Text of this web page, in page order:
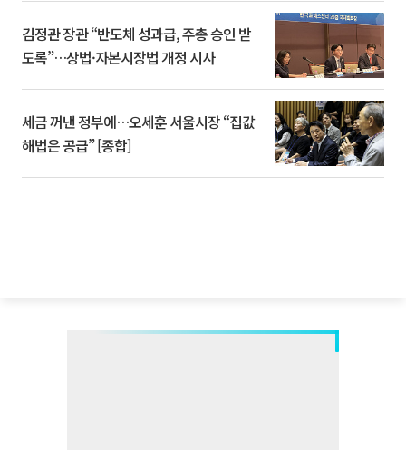
김정관 장관 “반도체 성과급, 주총 승인 받
도록”…상법·자본시장법 개정 시사
세금 꺼낸 정부에…오세훈 서울시장 “집값
해법은 공급” [종합]